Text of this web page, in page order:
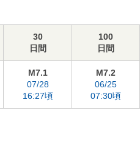
30
日間
100
日間
M7.1
07/28
16:27頃
M7.2
06/25
07:30頃